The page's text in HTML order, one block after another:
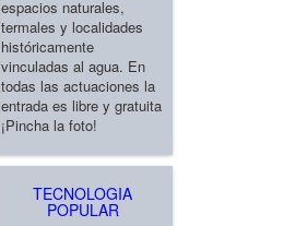
espacios naturales,
termales y localidades
históricamente
vinculadas al agua. En
todas las actuaciones la
entrada es libre y gratuita
¡Pincha la foto!
TECNOLOGIA
POPULAR